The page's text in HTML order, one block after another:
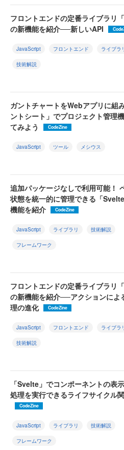
フロントエンドの定番ライブラリ
の新機能を紹介──新しいAPI
JavaScript フロントエンド ライブラ
技術解説
ガントチャートをWebアプリに組
ントシート」でプロジェクト管理
てみよう
CodeZine
JavaScript ツール メシウス
追加パッケージなしで利用可能！
状態を統一的に管理できる「
機能を紹介
CodeZine
JavaScript ライブラリ 技術解説
フレームワーク
フロントエンドの定番ライブラリ
の新機能を紹介──アクションによ
理の進化
CodeZine
JavaScript フロントエンド ライブラ
技術解説
「Svelte」でコンポーネントの表
処理を実行できるライフサイクル
CodeZine
JavaScript ライブラリ 技術解説
フレームワーク